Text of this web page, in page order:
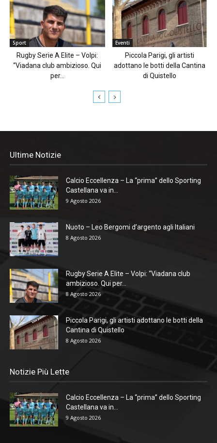
Sport
Rugby Serie A Elite – Volpi:
“Viadana club ambizioso. Qui
per...
Eventi
Piccola Parigi, gli artisti
adottano le botti della Cantina
di Quistello
Ultime Notizie
Calcio Eccellenza – La “prima” dello Sporting
Castellana va in...
9 Agosto 2026
Nuoto – Leo Bergomi d’argento agli Italiani
8 Agosto 2026
Rugby Serie A Elite – Volpi: “Viadana club
ambizioso. Qui per...
8 Agosto 2026
Piccola Parigi, gli artisti adottano le botti della
Cantina di Quistello
8 Agosto 2026
Notizie Più Lette
Calcio Eccellenza – La “prima” dello Sporting
Castellana va in...
9 Agosto 2026